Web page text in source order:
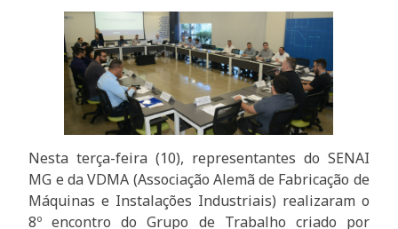
Nesta terça-feira (10), representantes do SENAI
MG e da VDMA (Associação Alemã de Fabricação de
Máquinas e Instalações Industriais) realizaram o
8º encontro do Grupo de Trabalho criado por